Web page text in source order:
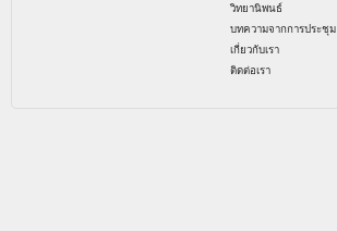
วิทยานิพนธ์
บทความจากการประชุม
เกี่ยวกับเรา
ติดต่อเรา